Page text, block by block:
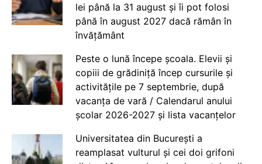
lei până la 31 august și îi pot folosi
până în august 2027 dacă rămân în
învățământ
Peste o lună începe școala. Elevii și
copiii de grădiniță încep cursurile și
activitățile pe 7 septembrie, după
vacanța de vară / Calendarul anului
școlar 2026-2027 și lista vacanțelor
Universitatea din București a
reamplasat vulturul și cei doi grifoni